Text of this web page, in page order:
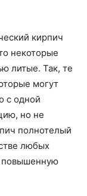
кирпич
некоторые
литые. Так, те
могут
с одной
но не
полнотелый
любых
повышенную